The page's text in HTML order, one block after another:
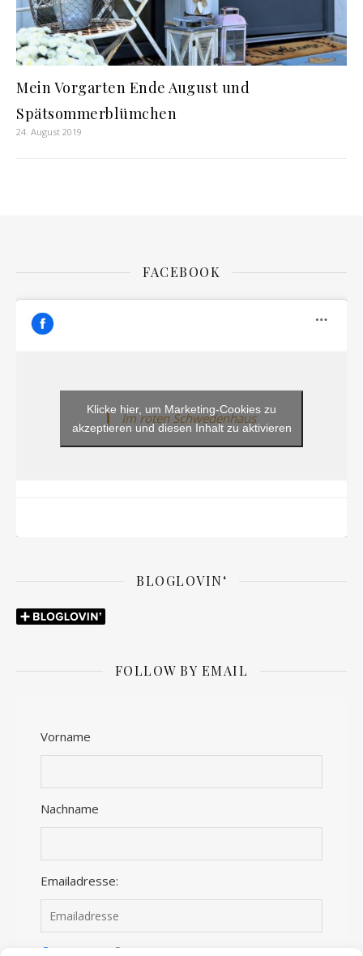
Mein Vorgarten Ende August und
Spätsommerblümchen
24. August 2019
FACEBOOK
Im roten Schwedenhaus
Klicke hier, um Marketing-Cookies zu
akzeptieren und diesen Inhalt zu aktivieren
BLOGLOVIN‘
FOLLOW BY EMAIL
Vorname
Nachname
Emailadresse: